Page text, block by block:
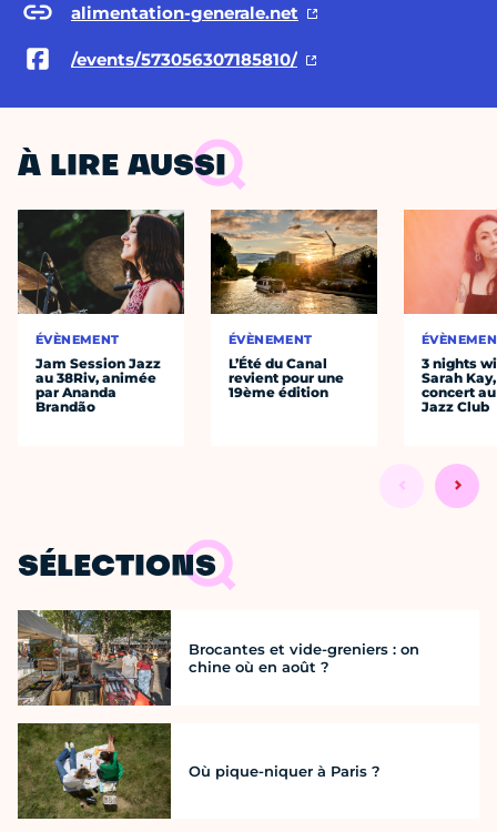
alimentation-generale.net
/events/573056307185810/
À LIRE AUSSI
ÉVÈNEMENT
Jam Session Jazz
au 38Riv, animée
par Ananda
Brandão
ÉVÈNEMENT
L’Été du Canal
revient pour une
19ème édition
3 nights
Sarah
concert
Jazz Club
SÉLECTIONS
Brocantes et vide-greniers : on
chine où en août ?
Où pique-niquer à Paris ?